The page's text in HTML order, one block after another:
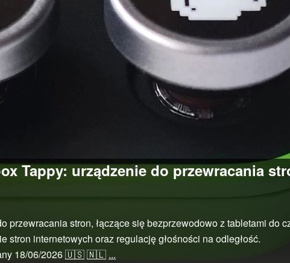
Tappy: urządzenie do przewracania
przewracania stron, łączące się bezprzewodowo z tabletami do
internetowych oraz regulację głośności na odległość.
18/06/2026🇺🇸🇳🇱 ...